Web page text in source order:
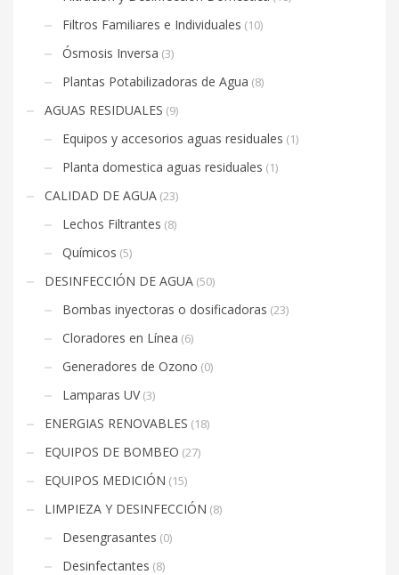
Filtros Familiares e Individuales (10)
Ósmosis Inversa (3)
Plantas Potabilizadoras de Agua (8)
AGUAS RESIDUALES (9)
Equipos y accesorios aguas residuales (1)
Planta domestica aguas residuales (1)
CALIDAD DE AGUA (23)
Lechos Filtrantes (8)
Químicos (5)
DESINFECCIÓN DE AGUA (50)
Bombas inyectoras o dosificadoras (23)
Cloradores en Línea (6)
Generadores de Ozono (0)
Lamparas UV (3)
ENERGIAS RENOVABLES (18)
EQUIPOS DE BOMBEO (27)
EQUIPOS MEDICIÓN (15)
LIMPIEZA Y DESINFECCIÓN (8)
Desengrasantes (0)
Desinfectantes (8)